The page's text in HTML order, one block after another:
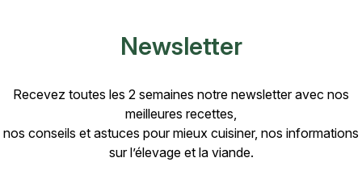
Newsletter
Recevez toutes les 2 semaines notre newsletter avec nos
meilleures recettes,
nos conseils et astuces pour mieux cuisiner, nos informations
sur l’élevage et la viande.